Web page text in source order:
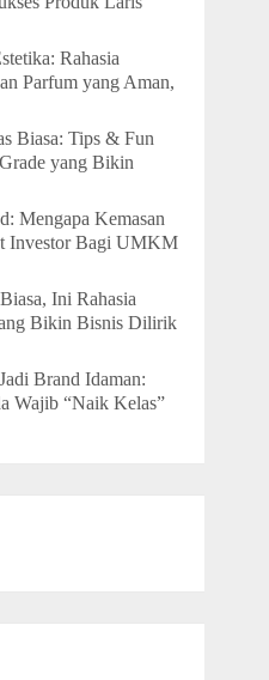
Rahasia
Parfum yang Aman,
Biasa: Tips & Fun
yang Bikin
Mengapa Kemasan
Investor Bagi UMKM
Ini Rahasia
Bikin Bisnis Dilirik
Brand Idaman:
Wajib “Naik Kelas”